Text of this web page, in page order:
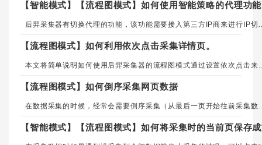
【智能模式】【流程图模式】如何使用智能策略的代理功能
【流程图模式】如何利用依次点击采集详情页。
【流程图模式】如何倒序采集网页数据
【智能模式】【流程图模式】如何将采集时的当前页保存